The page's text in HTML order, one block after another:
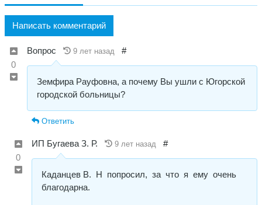
Написать комментарий
0
Вопрос 9 лет назад #
Земфира Рауфовна, а почему Вы ушли с Югорской
городской больницы?
Ответить
0
ИП Бугаева З. Р. 9 лет назад #
Каданцев В. Н попросил, за что я ему очень
благодарна.